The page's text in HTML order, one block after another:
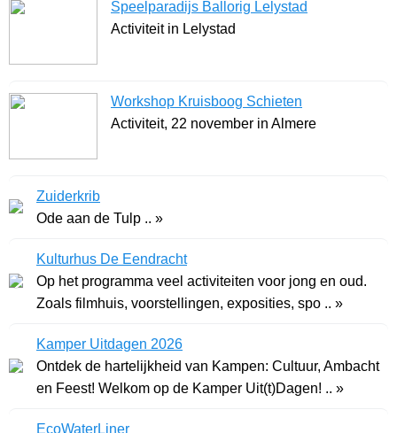
Speelparadijs Ballorig Lelystad
Activiteit in Lelystad
Workshop Kruisboog Schieten
Activiteit, 22 november in Almere
Zuiderkrib
Ode aan de Tulp .. »
Kulturhus De Eendracht
Op het programma veel activiteiten voor jong en oud.
Zoals filmhuis, voorstellingen, exposities, spo .. »
Kamper Uitdagen 2026
Ontdek de hartelijkheid van Kampen: Cultuur, Ambacht
en Feest! Welkom op de Kamper Uit(t)Dagen! .. »
EcoWaterLiner